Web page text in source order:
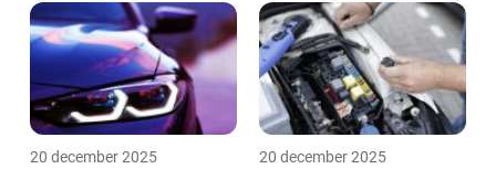
20 december 2025 20 december 2025